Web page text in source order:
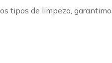
tipos de limpeza,